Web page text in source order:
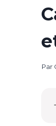
Par